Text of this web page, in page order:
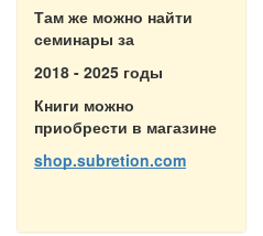
Там же можно найти
семинары за
2018 - 2025 годы
Книги можно
приобрести в магазине
shop.subretion.com